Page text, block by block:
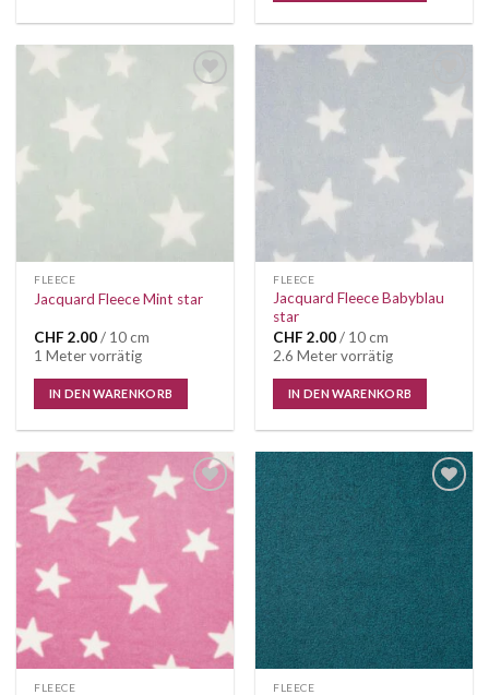
Wunschliste
FLEECE
Jacquard Fleece Mint star
CHF 2.00/ 10 cm
1 Meter vorrätig
IN DEN WARENKORB
Auf die
Wunschliste
FLEECE
Jacquard Fleece Babyblau
star
CHF 2.00/ 10 cm
2.6 Meter vorrätig
IN DEN WARENKORB
FLEECE
Auf die
Wunschliste
FLEECE